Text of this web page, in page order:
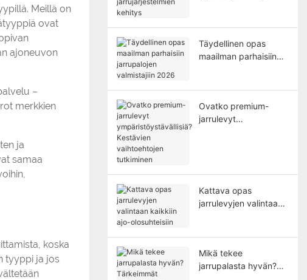
Meillä on
ovat
ajoneuvon
–
merkkien
ja
samaa
koska
tyyppi ja jos
Täydellinen opas
maailman parhaisiin
Ovatko premium-
jarrulevyt
Kattava opas
jarrulevyjen valintaan
Mikä tekee
jarrupalasta hyvän?